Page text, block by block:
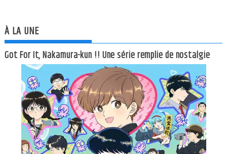
À LA UNE
Got For It, Nakamura-kun !! Une série remplie de nostalgie